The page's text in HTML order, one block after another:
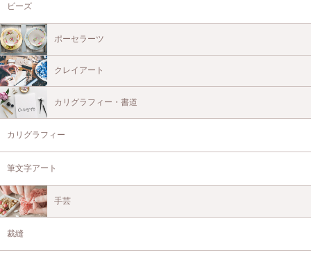
ビーズ
ポーセラーツ
クレイアート
カリグラフィー・書道
カリグラフィー
筆文字アート
手芸
裁縫